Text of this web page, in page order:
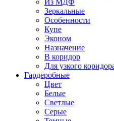
Из МДФ
Зеркальные
Особенности
Купе
Эконом
Назначение
В коридор
Для узкого
Гардеробные
Цвет
Белые
Светлые
Серые